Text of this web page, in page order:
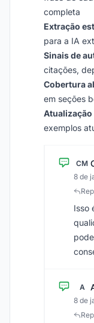
completa
Extração
para a IA
Sinais de
citações,
Cobertura
em seções
Atualização
exemplos
CM
8 de
Isso
A
8 de